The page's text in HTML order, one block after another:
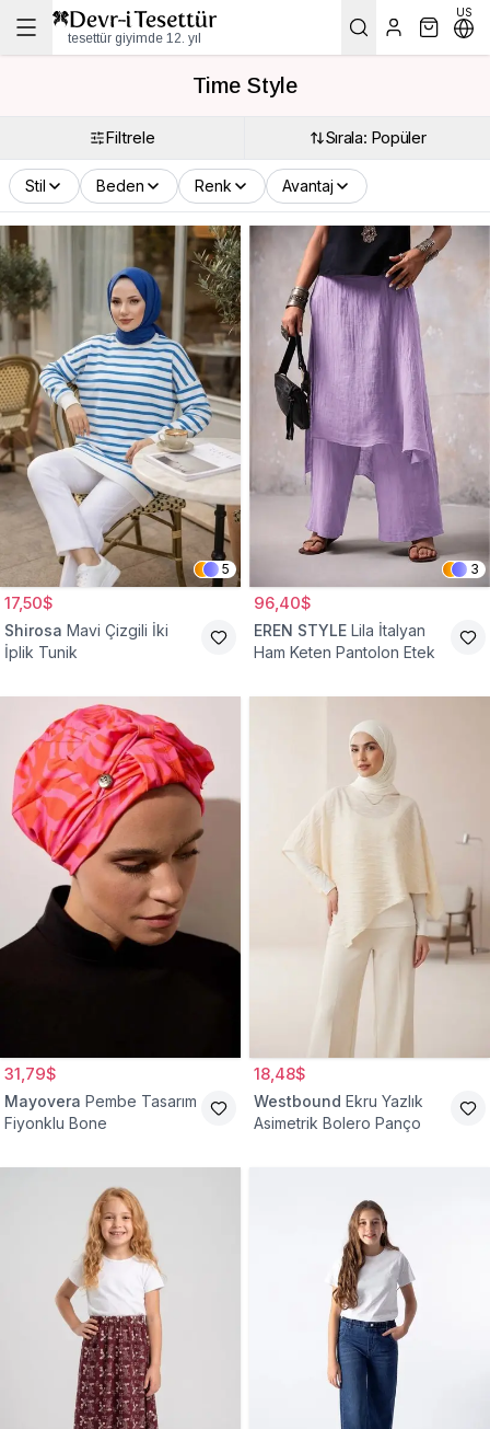
tesettür giyimde 12. yıl
US
Time Style
Filtrele Sırala: Popüler
Stil Beden Renk Avantaj
5
17,50$
Shirosa Mavi Çizgili İki
İplik Tunik
3
96,40$
EREN STYLE Lila İtalyan
Ham Keten Pantolon Etek
31,79$
Mayovera Pembe Tasarım
Fiyonklu Bone
18,48$
Westbound Ekru Yazlık
Asimetrik Bolero Panço